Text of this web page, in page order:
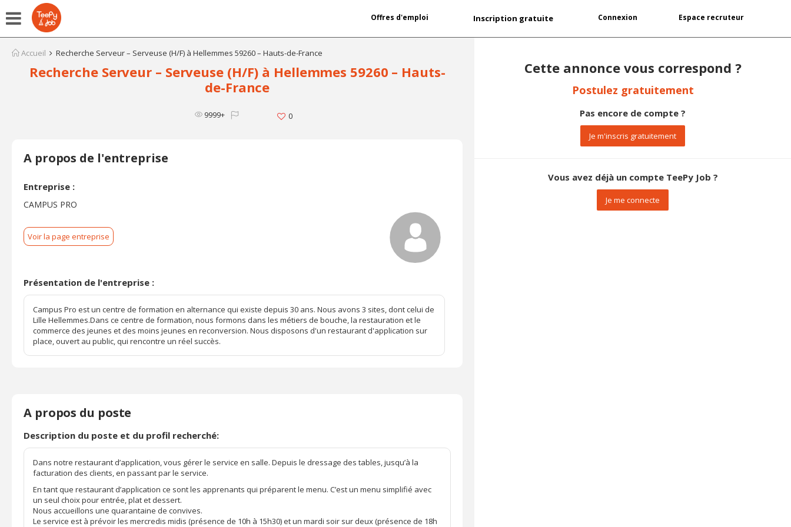
Offres d'emploi Inscription gratuite Connexion Espace recruteur
Accueil Recherche Serveur – Serveuse (H/F) à Hellemmes 59260 – Hauts-de-France
Recherche Serveur – Serveuse (H/F) à Hellemmes 59260 – Hauts-
de-France
9999+ 0
A propos de l'entreprise
Entreprise :
CAMPUS PRO
Voir la page entreprise
Présentation de l'entreprise :
Campus Pro est un centre de formation en alternance qui existe depuis 30 ans. Nous avons 3 sites, dont celui de
Lille Hellemmes.Dans ce centre de formation, nous formons dans les métiers de bouche, la restauration et le
commerce des jeunes et des moins jeunes en reconversion. Nous disposons d'un restaurant d'application sur
place, ouvert au public, qui rencontre un réel succès.
A propos du poste
Description du poste et du profil recherché:
Dans notre restaurant d’application, vous gérer le service en salle. Depuis le dressage des tables, jusqu’à la
facturation des clients, en passant par le service.
En tant que restaurant d’application ce sont les apprenants qui préparent le menu. C’est un menu simplifié avec
un seul choix pour entrée, plat et dessert.
Nous accueillons une quarantaine de convives.
Le service est à prévoir les mercredis midis (présence de 10h à 15h30) et un mardi soir sur deux (présence de 18h
Cette annonce vous correspond ?
Postulez gratuitement
Pas encore de compte ?
Je m'inscris gratuitement
Vous avez déjà un compte TeePy Job ?
Je me connecte